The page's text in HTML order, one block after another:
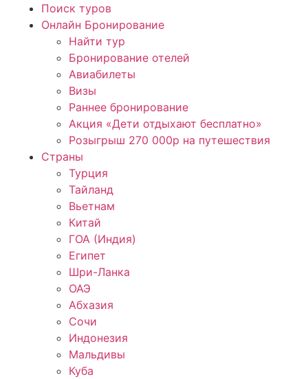
Поиск туров
Онлайн Бронирование
Найти тур
Бронирование отелей
Авиабилеты
Визы
Раннее бронирование
Акция «Дети отдыхают бесплатно»
Розыгрыш 270 000р на путешествия
Страны
Турция
Тайланд
Вьетнам
Китай
ГОА (Индия)
Египет
Шри-Ланка
ОАЭ
Абхазия
Сочи
Индонезия
Мальдивы
Куба